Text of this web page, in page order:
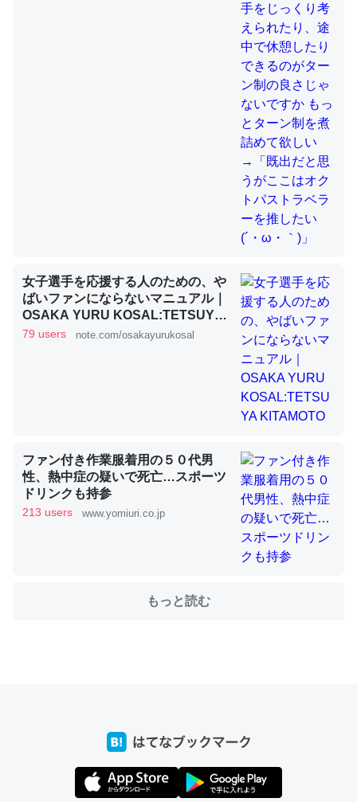
ずキチンを強化してる筈だが、酵素が違うのか？
─ニュース :: 【研究発表】昆虫学の大問題＝「昆虫はなぜ海にいな
これを元に考えるとカルシウムを大量に使う脊椎動物と貝
類は苦労してるんだな…。腹足類だと殻を無くしてナメク
─ニュース :: 【研究発表】昆虫学の大問題＝「昆虫はなぜ海にいな
ウチもEchoを実家に置いて４年。でたまに覗いてる。ぼ
ちぼちRingも置こうかと画策中。あと、Googleマップで
位置情報を共有してる。電池残量や充電中かが分かるので
─たまにLINEするくらいだった遠方の父67歳と僕。ITツール導入で
コミュニケーションが劇的に変化した｜tayorini by LIFULL介護
ちょうど同じ理由でEcho Show 8を設定中でした。Prime
とかSpotifyを支払う孝行もできる。一生で親と会える残
り時間を日数にすると1週間とかの人が多いそうだけど、
─たまにLINEするくらいだった遠方の父67歳と僕。ITツール導入で
コミュニケーションが劇的に変化した｜tayorini by LIFULL介護
たいなのでネット環境作ったけどAlexaしか使わないので
回線代ほとんどかからないですよ。参考：
https://toyoshi.hatenablog.com/entry/2019/05/15/1805
女子選手を応援する人のための、や
ばいファンにならないマニュアル｜
OSAKA YURU KOSAL:TETSUYA
KITAMOTO
79 users note.com/osakayurukosal
ファン付き作業服着用の５０代男
性、熱中症の疑いで死亡…スポーツ
ドリンクも持参
213 users www.yomiuri.co.jp
もっと読む